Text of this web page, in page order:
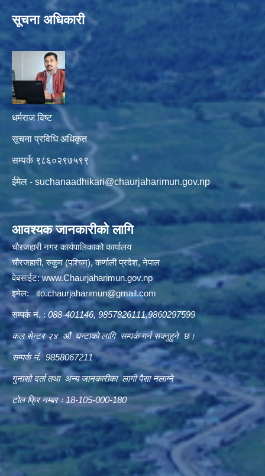
सूचना अधिकारी
धर्मराज विष्ट
सूचना प्रविधि अधिकृत
सम्पर्क ९८६०२९७५९९
ईमेल - suchanaadhikari@chaurjaharimun.gov.np
आवश्यक जानकारीको लागि
चौरजहारी नगर कार्यपालिकाको कार्यालय
चौरजहारी, रुकुम (पश्चिम), कर्णाली प्रदेश, नेपाल
वेबसाईट:www.Chaurjaharimun.gov.np
इमेल:ito.chaurjaharimun@gmail.com
सम्पर्क नं. : 088-401146, 9857826111,9860297599
कल सेन्टर २४ औं घन्टाको लागि सम्पर्क गर्न सक्नुहुने छ।
सम्पर्क नं. 9858067211
गुनासो दर्ता तथा अन्य जानकारीका लागी पैसा नलाग्ने
टोल फ्रि नम्बर ः 18-105-000-180